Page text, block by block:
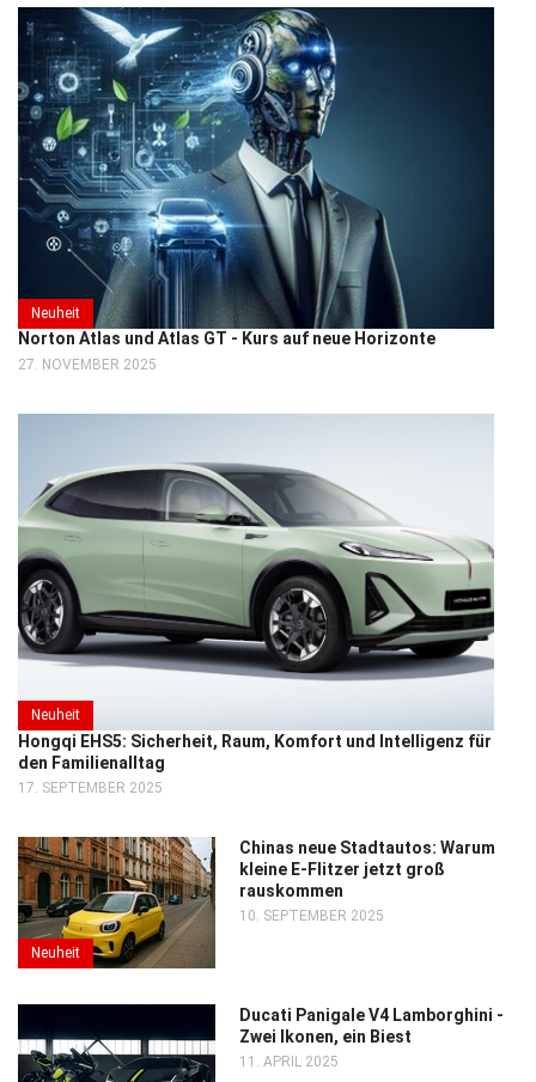
Neuheit
Norton Atlas und Atlas GT - Kurs auf neue Horizonte
27. NOVEMBER 2025
Neuheit
Hongqi EHS5: Sicherheit, Raum, Komfort und Intelligenz für
den Familienalltag
17. SEPTEMBER 2025
Neuheit
Chinas neue Stadtautos: Warum
kleine E-Flitzer jetzt groß
rauskommen
10. SEPTEMBER 2025
Ducati Panigale V4 Lamborghini -
Zwei Ikonen, ein Biest
11. APRIL 2025